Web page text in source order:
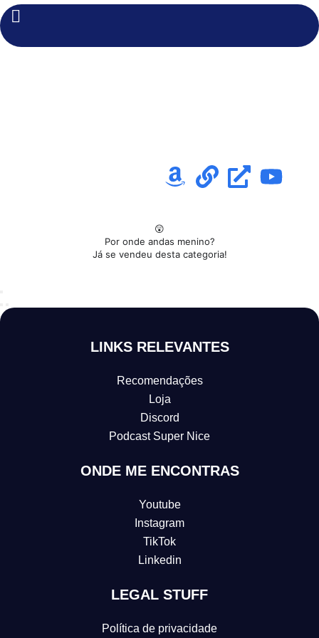
😲
Por onde andas menino?
Já se vendeu desta categoria!
LINKS RELEVANTES
Recomendações
Loja
Discord
Podcast Super Nice
ONDE ME ENCONTRAS
Youtube
Instagram
TikTok
Linkedin
LEGAL STUFF
Política de privacidade